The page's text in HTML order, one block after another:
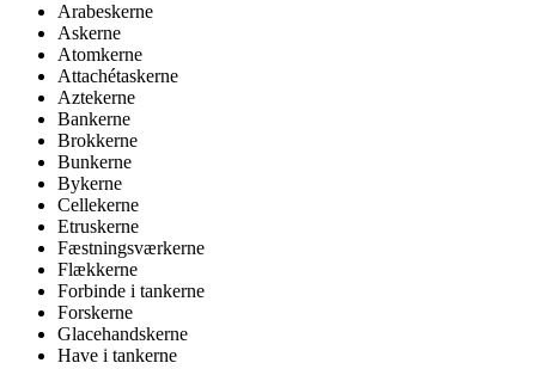
Arabeskerne
Askerne
Atomkerne
Attachétaskerne
Aztekerne
Bankerne
Brokkerne
Bunkerne
Bykerne
Cellekerne
Etruskerne
Fæstningsværkerne
Flækkerne
Forbinde i tankerne
Forskerne
Glacehandskerne
Have i tankerne